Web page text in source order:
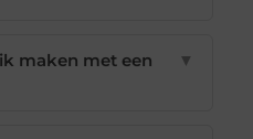
maken met een
▼